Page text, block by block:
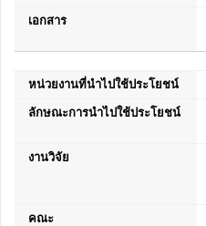
เอกสาร
หน่วยงานที่นำไปใช้ประโยชน์
ลักษณะการนำไปใช้ประโยชน์
งานวิจัย
คณะ